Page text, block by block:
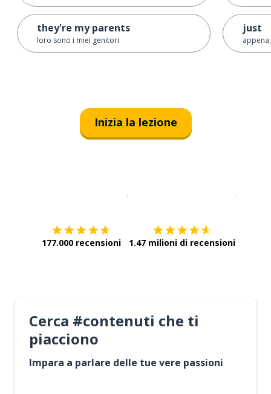
they're my parents
loro sono i miei genitori
just
Inizia la lezione
177.000 recensioni 1.47 milioni di recensioni
Cerca #contenuti che ti
piacciono
Impara a parlare delle tue vere passioni